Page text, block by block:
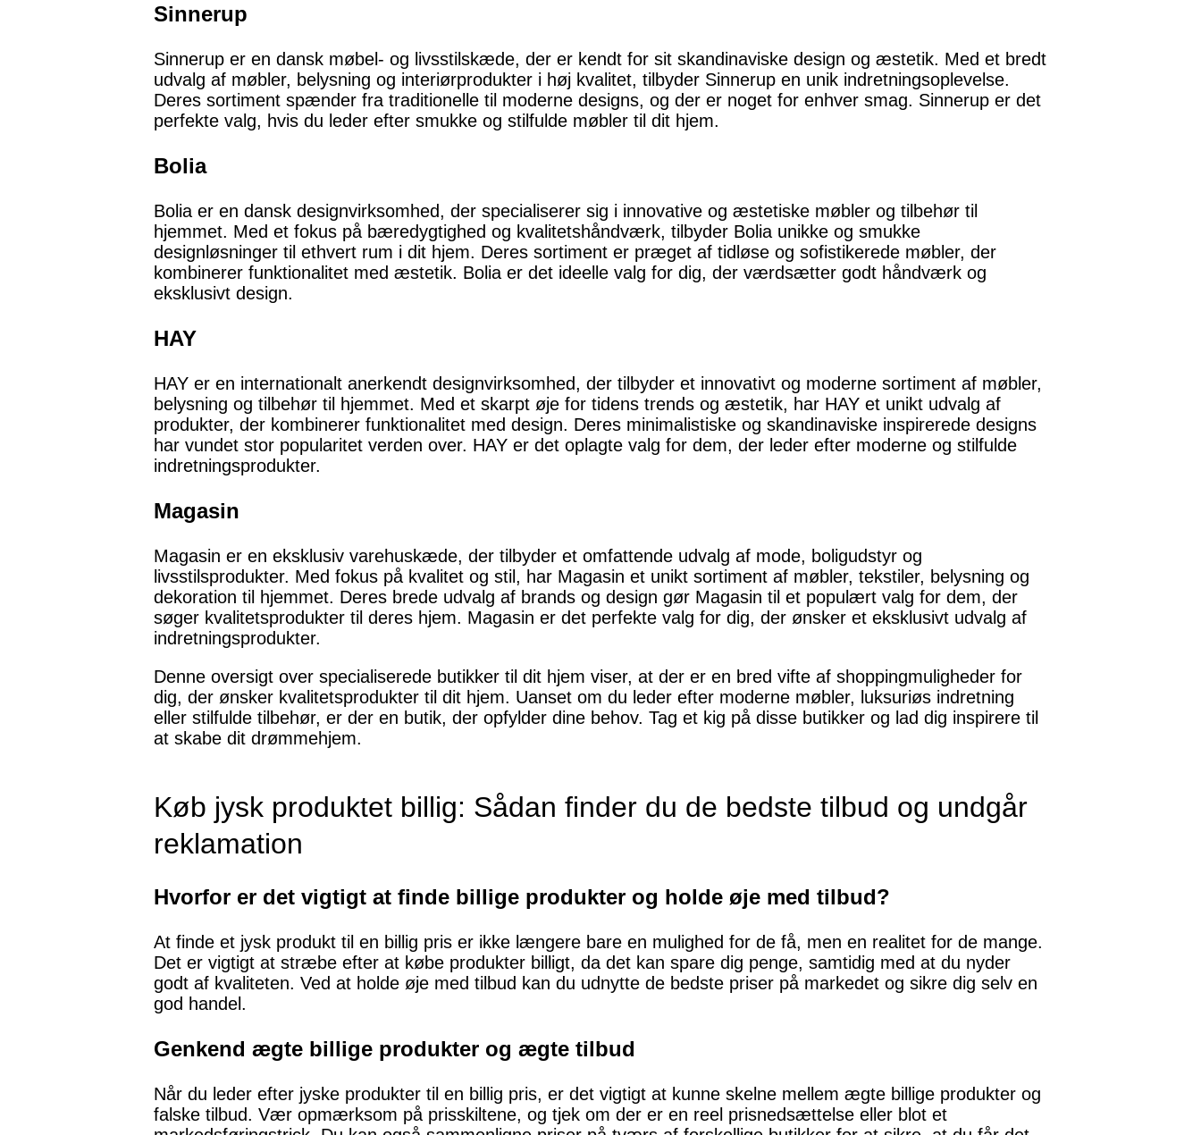
Sinnerup
Sinnerup er en dansk møbel- og livsstilskæde, der er kendt for sit skandinaviske design og æstetik. Med et bredt
udvalg af møbler, belysning og interiørprodukter i høj kvalitet, tilbyder Sinnerup en unik indretningsoplevelse.
Deres sortiment spænder fra traditionelle til moderne designs, og der er noget for enhver smag. Sinnerup er det
perfekte valg, hvis du leder efter smukke og stilfulde møbler til dit hjem.
Bolia
Bolia er en dansk designvirksomhed, der specialiserer sig i innovative og æstetiske møbler og tilbehør til
hjemmet. Med et fokus på bæredygtighed og kvalitetshåndværk, tilbyder Bolia unikke og smukke
designløsninger til ethvert rum i dit hjem. Deres sortiment er præget af tidløse og sofistikerede møbler, der
kombinerer funktionalitet med æstetik. Bolia er det ideelle valg for dig, der værdsætter godt håndværk og
eksklusivt design.
HAY
HAY er en internationalt anerkendt designvirksomhed, der tilbyder et innovativt og moderne sortiment af møbler,
belysning og tilbehør til hjemmet. Med et skarpt øje for tidens trends og æstetik, har HAY et unikt udvalg af
produkter, der kombinerer funktionalitet med design. Deres minimalistiske og skandinaviske inspirerede designs
har vundet stor popularitet verden over. HAY er det oplagte valg for dem, der leder efter moderne og stilfulde
indretningsprodukter.
Magasin
Magasin er en eksklusiv varehuskæde, der tilbyder et omfattende udvalg af mode, boligudstyr og
livsstilsprodukter. Med fokus på kvalitet og stil, har Magasin et unikt sortiment af møbler, tekstiler, belysning og
dekoration til hjemmet. Deres brede udvalg af brands og design gør Magasin til et populært valg for dem, der
søger kvalitetsprodukter til deres hjem. Magasin er det perfekte valg for dig, der ønsker et eksklusivt udvalg af
indretningsprodukter.
Denne oversigt over specialiserede butikker til dit hjem viser, at der er en bred vifte af shoppingmuligheder for
dig, der ønsker kvalitetsprodukter til dit hjem. Uanset om du leder efter moderne møbler, luksuriøs indretning
eller stilfulde tilbehør, er der en butik, der opfylder dine behov. Tag et kig på disse butikker og lad dig inspirere til
at skabe dit drømmehjem.
Køb jysk produktet billig: Sådan finder du de bedste tilbud og undgår
reklamation
Hvorfor er det vigtigt at finde billige produkter og holde øje med tilbud?
At finde et jysk produkt til en billig pris er ikke længere bare en mulighed for de få, men en realitet for de mange.
Det er vigtigt at stræbe efter at købe produkter billigt, da det kan spare dig penge, samtidig med at du nyder
godt af kvaliteten. Ved at holde øje med tilbud kan du udnytte de bedste priser på markedet og sikre dig selv en
god handel.
Genkend ægte billige produkter og ægte tilbud
Når du leder efter jyske produkter til en billig pris, er det vigtigt at kunne skelne mellem ægte billige produkter og
falske tilbud. Vær opmærksom på prisskiltene, og tjek om der er en reel prisnedsættelse eller blot et